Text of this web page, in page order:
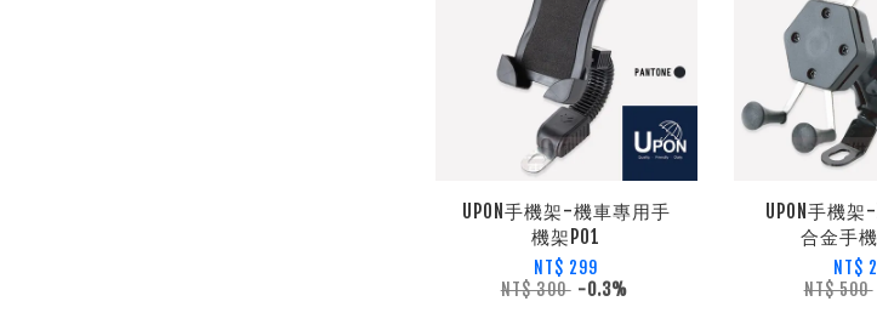
UPON手機架-機車專用手
機架P01
NT$ 299
NT$ 300 -0.3%
UPON手機
合金手
NT$
NT$ 500